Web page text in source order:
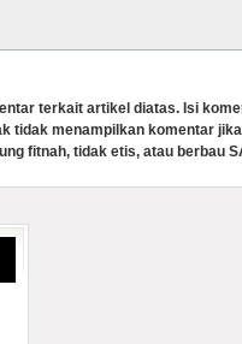
terkait artikel diatas. Isi
tidak menampilkan komentar
fitnah, tidak etis, atau berbau